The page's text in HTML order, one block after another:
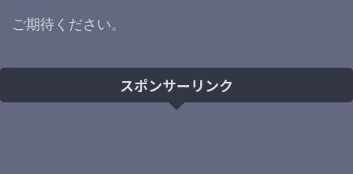
ご期待ください。
スポンサーリンク